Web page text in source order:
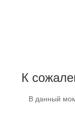
К
В данный